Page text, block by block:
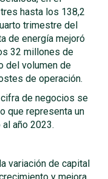
hasta los 138,2
trimestre del
de energía mejoró
32 millones de
del volumen de
de operación.
de negocios se
que representa un
año 2023.
variación de capital